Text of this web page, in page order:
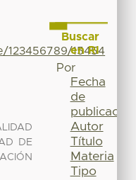
123456789/15454
DE
Buscar
en RI
Por
Fecha
de
publicación
Autor
Título
Materia
Tipo